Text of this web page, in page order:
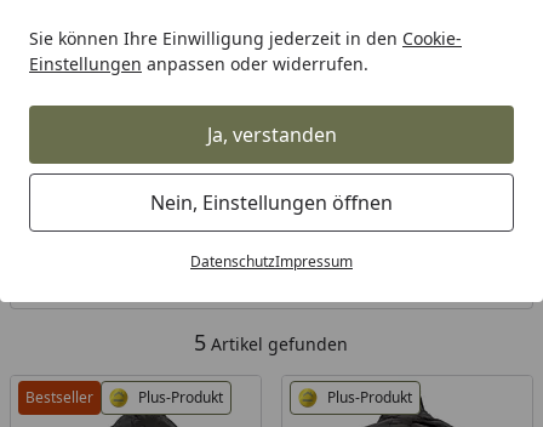
Sie können Ihre Einwilligung jederzeit in den Cookie-
Einstellungen anpassen oder widerrufen.
Ja, verstanden
Nein, Einstellungen öffnen
DatenschutzImpressum
Startseite
Bastard Zubehör für The Bastard The Bastard
The Bastard Abdeckhauben
Ihre Artikelübersicht
Kategorien
5 Artikel gefunden
Bestseller Plus-Produkt Plus-Produkt